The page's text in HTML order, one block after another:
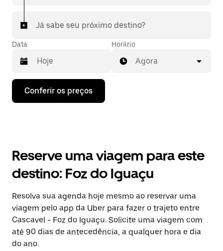
Já sabe seu próximo destino?
Data
Pressione
seta
o
e
uma
data.
Pressione
a
tecla
“ESC”
para
Horário
Agora
Conferir os preços
Reserve uma viagem para este
destino: Foz do Iguaçu
Resolva sua agenda hoje mesmo ao reservar uma
viagem pelo app da Uber para fazer o trajeto entre
Cascavel - Foz do Iguaçu. Solicite uma viagem com
até 90 dias de antecedência, a qualquer hora e dia
do ano.